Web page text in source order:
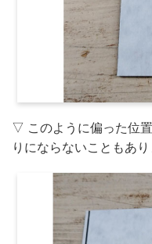
▽ このように偏った位
りにならないこともあり